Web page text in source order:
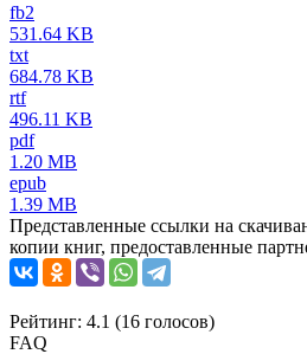
fb2
531.64 KB
txt
684.78 KB
rtf
496.11 KB
pdf
1.20 MB
epub
1.39 MB
Представленные ссылки на
копии книг, предоставленные
Рейтинг: 4.1 (16 голосов)
FAQ